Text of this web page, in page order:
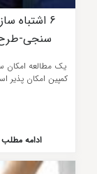
6 اشتباه
سنجی-طرح
یک مطالعه امکان
کمپین امکان پذیر
ادامه مطلب